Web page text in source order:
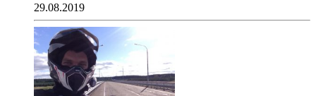
29.08.2019